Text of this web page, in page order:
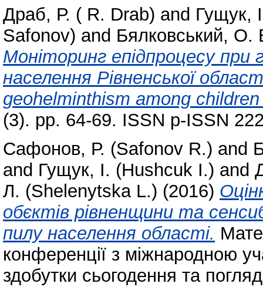
Драб, Р. ( R. Drab) and Гущук,
Safonov) and Бялковський, О.
Моніторинг епідпроцесу при
населення Рівненської
geohelminthism among
(3). pp. 64-69. ISSN p-ISSN
Сафонов, Р. (Safonov R.) and
and Гущук, І. (Hushcuk I.) and
Л. (Shelenytska L.) (2016)
обєктів рівненщини та
пилу населення області.
конференції з міжнародною
здобутки сьогодення та